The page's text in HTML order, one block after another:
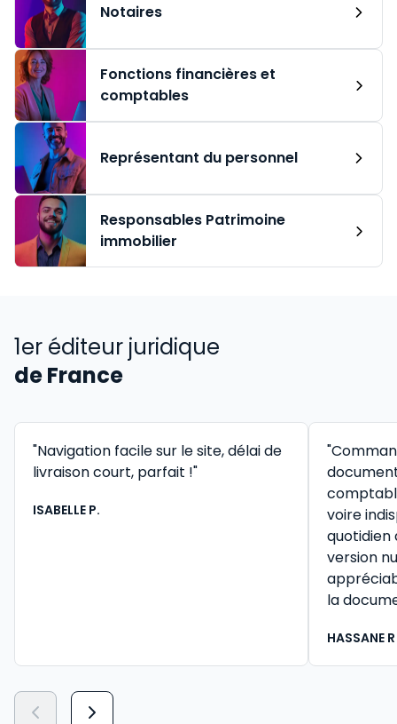
Notaires
Fonctions financières et
comptables
Représentant du personnel
Responsables Patrimoine
immobilier
1er éditeur juridique
de France
"Navigation facile sur le site, délai de
livraison court, parfait !"
ISABELLE P.
voire
version
la
HASSANE R